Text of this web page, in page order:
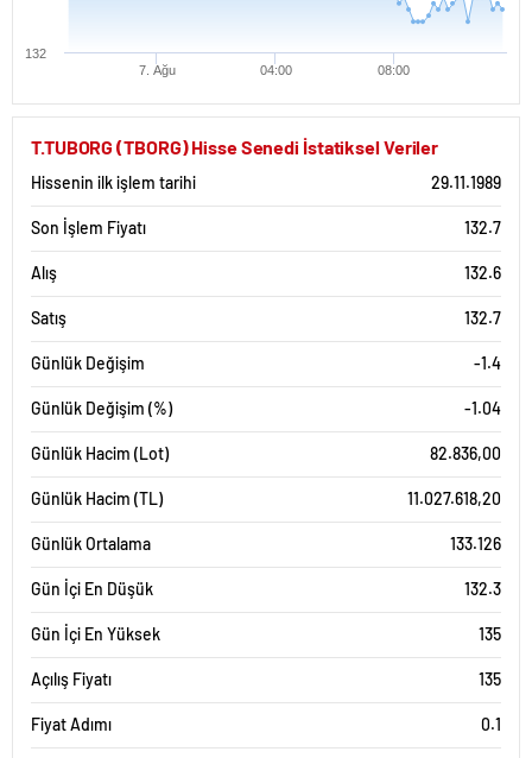
7. Ağu 04:00 08:00
132
T.TUBORG (TBORG) Hisse Senedi İstatiksel Veriler
Hissenin ilk işlem tarihi 29.11.1989
Son İşlem Fiyatı 132.7
Alış 132.6
Satış 132.7
Günlük Değişim -1.4
Günlük Değişim (%) -1.04
Günlük Hacim (Lot) 82.836,00
Günlük Hacim (TL) 11.027.618,20
Günlük Ortalama 133.126
Gün İçi En Düşük 132.3
Gün İçi En Yüksek 135
Açılış Fiyatı 135
Fiyat Adımı 0.1